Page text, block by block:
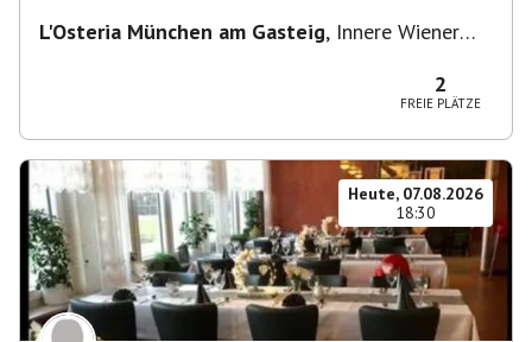
L'Osteria München am Gasteig, Innere Wiener
2
FREIE PLÄTZE
Heute, 07.08.2026
18:30